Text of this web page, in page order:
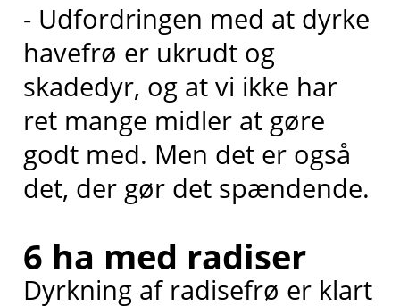
- Udfordringen med at dyrke
havefrø er ukrudt og
skadedyr, og at vi ikke har
ret mange midler at gøre
godt med. Men det er også
det, der gør det spændende.
6 ha med radiser
Dyrkning af radisefrø er klart